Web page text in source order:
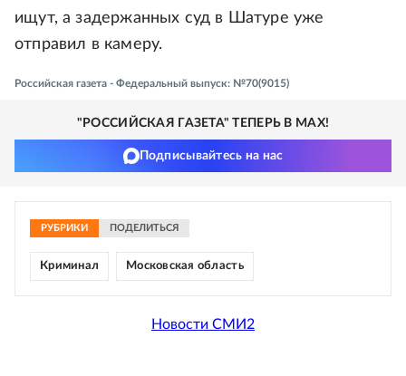
ищут, а задержанных суд в Шатуре уже
отправил в камеру.
Российская газета - Федеральный выпуск: №70(9015)
"РОССИЙСКАЯ ГАЗЕТА" ТЕПЕРЬ В MAX!
Подписывайтесь на нас
РУБРИКИ ПОДЕЛИТЬСЯ
Криминал Московская область
Новости СМИ2